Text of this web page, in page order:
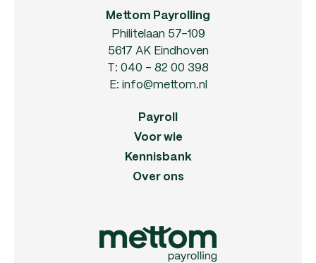
Mettom Payrolling
Philitelaan 57-109
5617 AK Eindhoven
T: 040 - 82 00 398
E: info@mettom.nl
Payroll
Voor wie
Kennisbank
Over ons